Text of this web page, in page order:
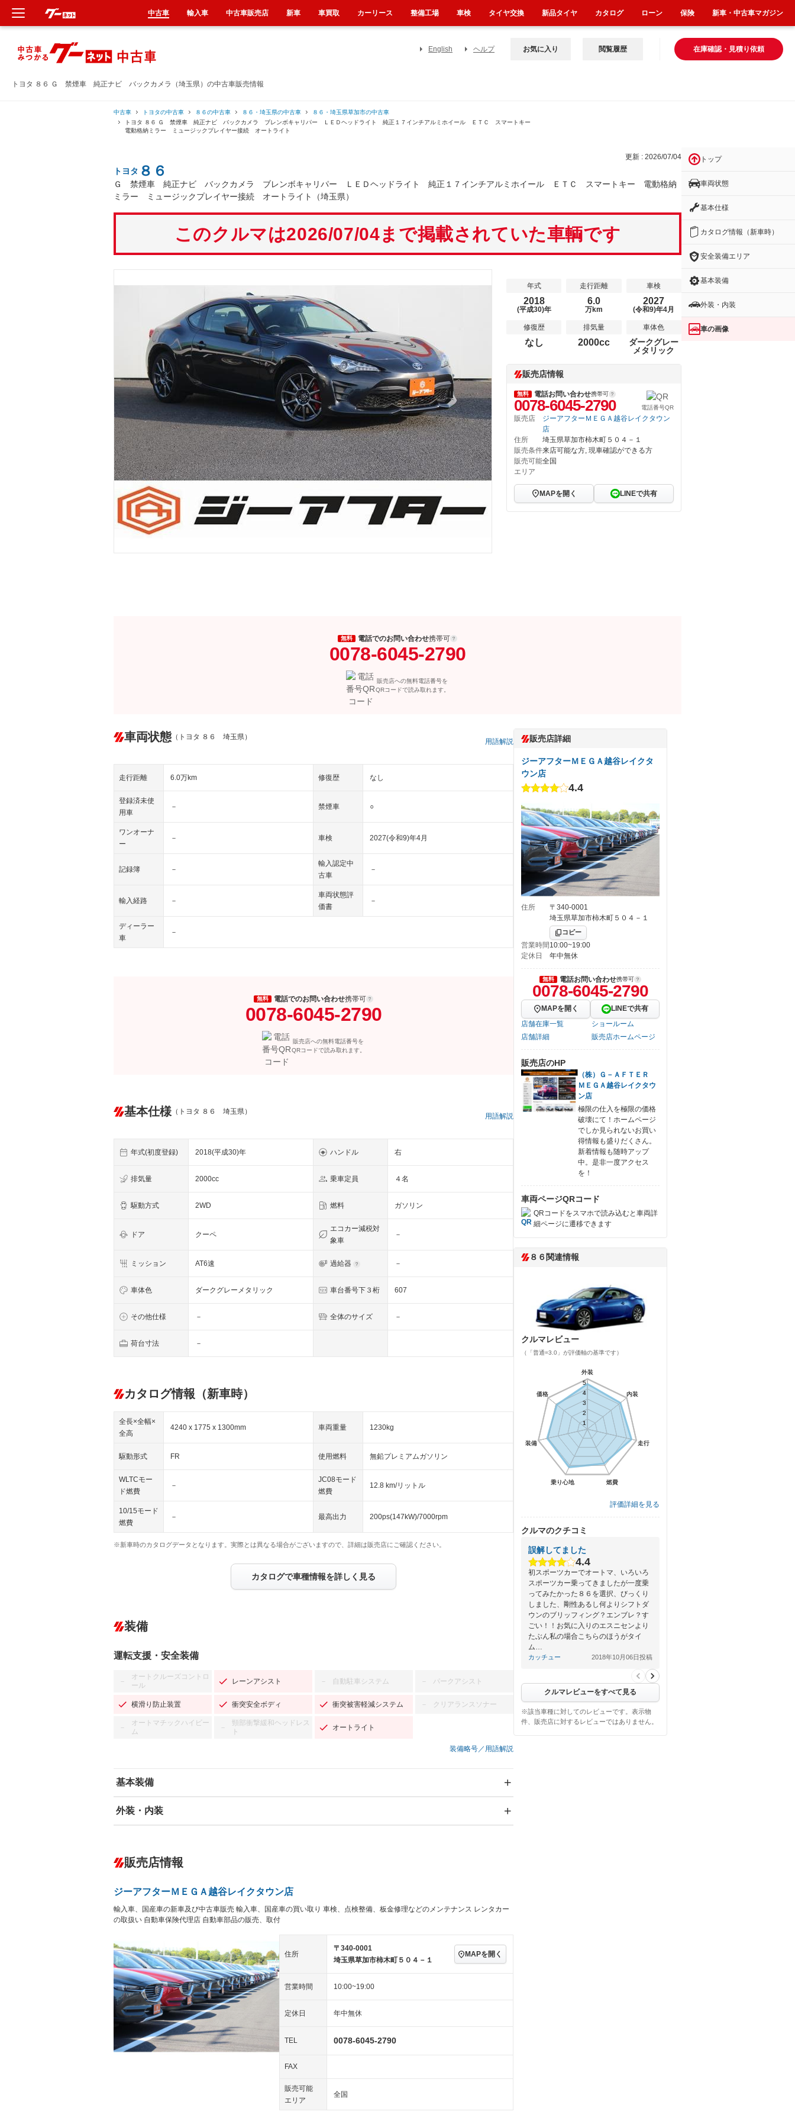
トヨタ ８６ Ｇ 禁煙車 純正ナビ バックカメラ（埼玉県）の中古車販売情報
English ヘルプ 在庫確認・見積り依頼
お気に入り 閲覧履歴
中古車 トヨタの中古車 ８６の中古車 ８６・埼玉県の中古車
８６・埼玉県草加市の中古車
トヨタ ８６ Ｇ 禁煙車 純正ナビ バックカメラ ブレンボキャリパー ＬＥＤヘッドライト 純正１７インチアルミホイール ＥＴＣ スマートキー
電動格納ミラー ミュージックプレイヤー接続 オートライト
更新 : 2026/07/04
トヨタ ８６
Ｇ 禁煙車 純正ナビ バックカメラ ブレンボキャリパー ＬＥＤヘッドライト 純正１７インチアルミホイール ＥＴＣ スマートキー 電動格納
ミラー ミュージックプレイヤー接続 オートライト（埼玉県）
このクルマは2026/07/04まで掲載されていた車輌です
年式
2018
(平成30)年
走行距離
6.0
万km
車検
2027
(令和9)年4月
修復歴
なし
排気量
2000cc
車体色
ダークグレー
メタリック
販売店情報
無料 電話お問い合わせ携帯可
0078-6045-2790 電話番号QR
販売店
ジーアフターＭＥＧＡ越谷レイクタウン
店
住所
埼玉県草加市柿木町５０４－１
販売条件来店可能な方, 現車確認ができる方
販売可能
エリア
全国
MAPを開く LINEで共有
無料 電話でのお問い合わせ携帯可
0078-6045-2790
販売店への無料電話番号を
QRコードで読み取れます。
車両状態 （トヨタ ８６ 埼玉県）
用語解説
走行距離 6.0万km 修復歴 なし
登録済未使
用車
－ 禁煙車 ○
ワンオーナ
ー
－ 車検 2027(令和9)年4月
記録簿 －
輸入認定中
古車
－
輸入経路 －
車両状態評
価書
－
ディーラー
車
－
無料 電話でのお問い合わせ携帯可
0078-6045-2790
販売店への無料電話番号を
QRコードで読み取れます。
基本仕様 （トヨタ ８６ 埼玉県）
用語解説
年式(初度登録) 2018(平成30)年 ハンドル 右
排気量 2000cc 乗車定員 ４名
駆動方式 2WD 燃料 ガソリン
ドア クーペ
エコカー減税対
象車
－
ミッション AT6速 過給器 －
車体色 ダークグレーメタリック 車台番号下３桁 607
その他仕様 － 全体のサイズ －
荷台寸法 －
カタログ情報（新車時）
全長×全幅×
全高
4240 x 1775 x 1300mm 車両重量 1230kg
駆動形式 FR 使用燃料 無鉛プレミアムガソリン
WLTCモー
ド燃費
－
JC08モード
燃費
12.8 km/リットル
10/15モード
燃費
－ 最高出力 200ps(147kW)/7000rpm
※新車時のカタログデータとなります。実際とは異なる場合がございますので、詳細は販売店にご確認ください。
カタログで車種情報を詳しく見る
装備
運転支援・安全装備
－
オートクルーズコントロ
ール
レーンアシスト － 自動駐車システム － パークアシスト
横滑り防止装置 衝突安全ボディ 衝突被害軽減システム － クリアランスソナー
－
オートマチックハイビー
ム
－
頸部衝撃緩和ヘッドレス
ト
オートライト
装備略号／用語解説
基本装備
エアバッグ：運転席/助手席/サイド
－ ダウンヒルアシストコントロール
Bluetooth接続 － 100V電源
－ レンタカーアップ － 展示・試乗車
装備略号／用語解説
外装・内装
オーディオ：ミュージックプレイヤー接続可
－
ー
－ 革シート
LEDヘッドランプ － HID(キセノンライト) － ポータブルナビ バックカメラ
－ ランフラットタイヤ － パワーシート 3列シート ベンチシート
－ フルフラットシート － チップアップシート
－ シートヒーター － ウォークスルー
フロントカメラ 全周囲カメラ
－ ルーフレール － エアサスペンション
販売店情報
ジーアフターＭＥＧＡ越谷レイクタウン店
輸入車、国産車の新車及び中古車販売 輸入車、国産車の買い取り 車検、点検整備、板金修理などのメンテナンス レンタカー
の取扱い 自動車保険代理店 自動車部品の販売、取付
住所
〒340-0001
埼玉県草加市柿木町５０４－１
MAPを開く
営業時間 10:00~19:00
定休日 年中無休
TEL 0078-6045-2790
FAX
販売可能
エリア
全国
販売店詳細
ジーアフターＭＥＧＡ越谷レイクタ
ウン店
4.4
住所
〒340-0001
埼玉県草加市柿木町５０４－１
コピー
営業時間10:00~19:00
定休日
年中無休
無料 電話お問い合わせ携帯可
0078-6045-2790
MAPを開く
LINEで共有
店舗在庫一覧
ショールーム
店舗詳細
販売店ホームページ
販売店のHP
（株）Ｇ－ＡＦＴＥＲ
ＭＥＧＡ越谷レイクタウ
ン店
極限の仕入を極限の価格
破壊にて！ホームページ
でしか見られないお買い
得情報も盛りだくさん。
新着情報も随時アップ
中。是非一度アクセス
を！
車両ページQRコード
QRコードをスマホで読み込むと車両詳
細ページに遷移できます
８６関連情報
クルマレビュー
（「普通=3.0」が評価軸の基準です）
外装
内装
走行
燃費
乗り心地
装備
価格
1
2
3
4
5
外装
内装
走行
燃費
乗り心地
装備
価格
1
2
3
4
5
評価詳細を見る
クルマのクチコミ
誤解してました
4.4
初スポーツカーでオートマ、いろいろ
スポーツカー乗ってきましたが一度乗
ってみたかった８６を選択、びっくり
しました、剛性あるし何よりシフトダ
ウンのブリッフィング？エンブレ？す
ごい！！お気に入りのエスニセンより
たぶん私の場合こちらのほうがタイ
ム…
カッチュー 2018年10月06日投稿
クルマレビューをすべて見る
※該当車種に対してのレビューです。表示物
件、販売店に対するレビューではありません。
トップ
車両状態
基本仕様
カタログ情報（新車時）
安全装備エリア
基本装備
外装・内装
車の画像
中古車 輸入車 中古車販売店 新車 車買取 カーリース 整備工場 車検 タイヤ交換 新品タイヤ カタログ ローン 保険 新車・中古車マガジン
新車
中古車